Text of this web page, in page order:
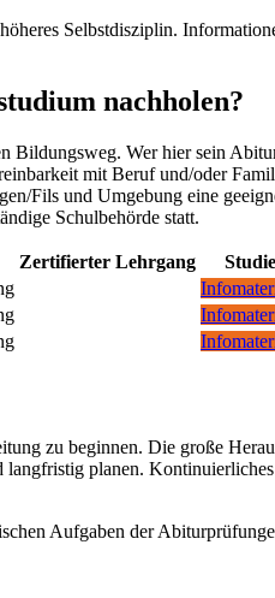
Selbstdisziplin.
nachholen?
Wer hier sein
mit Beruf und/oder
Fils und Umgebung eine
Schulbehörde statt.
Zertifierter Lehrgang
zu beginnen. Die große
planen.
Aufgaben der